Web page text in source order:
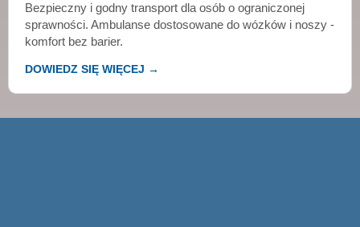
Bezpieczny i godny transport dla osób o ograniczonej
sprawności. Ambulanse dostosowane do wózków i noszy -
komfort bez barier.
DOWIEDZ SIĘ WIĘCEJ →